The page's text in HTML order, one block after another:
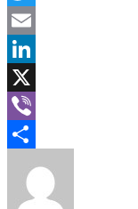
Twitter
Email
LinkedIn
X
Viber